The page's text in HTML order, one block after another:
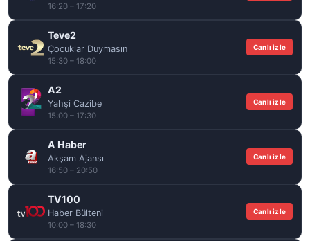
16:20 – 17:20
Teve2
Çocuklar Duymasın
15:30 – 18:00
Canlı izle
A2
Yahşi Cazibe
15:00 – 17:30
Canlı izle
A Haber
Akşam Ajansı
16:50 – 20:50
Canlı izle
TV100
Haber Bülteni
10:00 – 18:30
Canlı izle